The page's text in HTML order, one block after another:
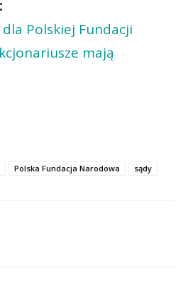
Polskiej Fundacji
mają
Polska Fundacja Narodowa sądy